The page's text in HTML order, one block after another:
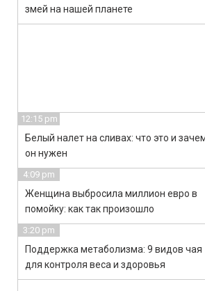
змей на нашей планете
12:15 pm
Белый налет на сливах: что это и
он нужен
4:09 pm
Женщина выбросила миллион евро в
помойку: как так произошло
3:20 pm
Поддержка метаболизма: 9 видов чая
для контроля веса и здоровья